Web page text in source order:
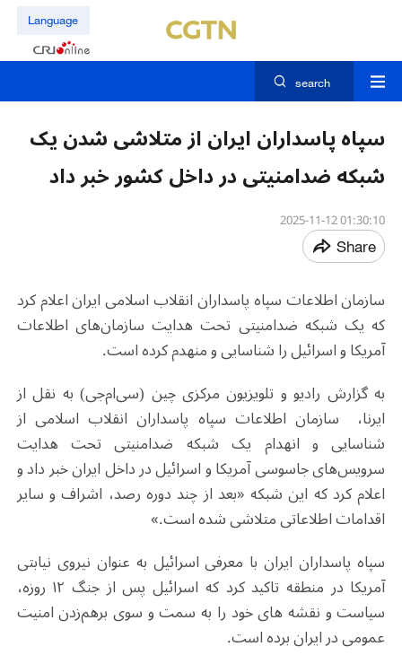
Language
search
سپاه پاسداران ایران از متلاشی شدن یک
شبکه ضدامنیتی در داخل کشور خبر داد
01:30:10 2025-11-12
Share
سازمان اطلاعات سپاه پاسداران انقلاب اسلامی ایران اعلام کرد
که یک شبکه ضدامنیتی تحت هدایت سازمان‌های اطلاعات
آمریکا و اسرائیل را شناسایی و منهدم کرده ‌است.
به گزارش رادیو و تلویزیون مرکزی چین (سی‌ام‌جی) به نقل از
ایرنا، سازمان اطلاعات س‍پاه پاسداران انقلاب اسلامی از
شناسایی و انهدام یک شبکه ضدامنیتی تحت هدایت
سرویس‌های جاسوسی آمریکا و اسرائیل در داخل ایران خبر داد و
اعلام کرد که این شبکه «بعد از چند دوره رصد، اشراف و سایر
اقدامات اطلاعاتی متلاشی شده است.»
سپاه پاسداران ایران با معرفی اسرائیل به عنوان نیروی نیابتی
آمریکا در منطقه تاکید کرد که اسرائیل پس از جنگ ۱۲ روزه،
سیاست و نقشه های خود را به سمت و سوی برهم‌زدن امنیت
عمومی در ایران برده است.